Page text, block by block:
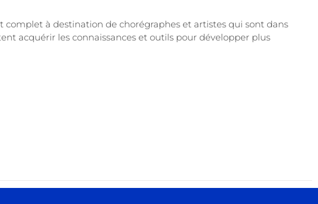
à destination de chorégraphes et artistes qui sont dans
acquérir les connaissances et outils pour développer plus